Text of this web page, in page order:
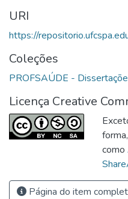
URI
https://
Coleções
PROFSAÚDE -
Licença Creative
como
Página do item